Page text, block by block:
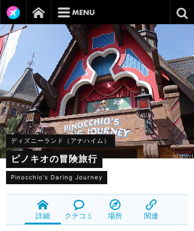
ディズニーランド（アナハイム）
ピノキオの冒険旅行
Pinocchio's Daring Journey
詳細 クチコミ 場所 関連